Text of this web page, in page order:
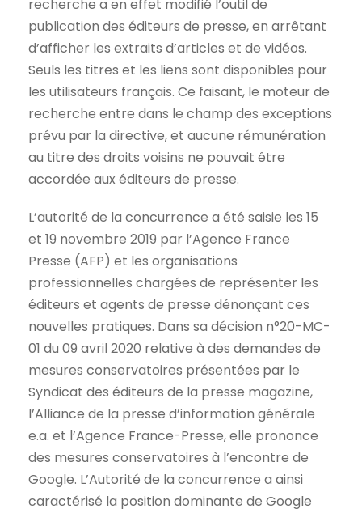
recherche a en effet modifié l’outil de
publication des éditeurs de presse, en arrêtant
d’afficher les extraits d’articles et de vidéos.
Seuls les titres et les liens sont disponibles pour
les utilisateurs français. Ce faisant, le moteur de
recherche entre dans le champ des exceptions
prévu par la directive, et aucune rémunération
au titre des droits voisins ne pouvait être
accordée aux éditeurs de presse.
L’autorité de la concurrence a été saisie les 15
et 19 novembre 2019 par l’Agence France
Presse (AFP) et les organisations
professionnelles chargées de représenter les
éditeurs et agents de presse dénonçant ces
nouvelles pratiques. Dans sa décision n°20-MC-
01 du 09 avril 2020 relative à des demandes de
mesures conservatoires présentées par le
Syndicat des éditeurs de la presse magazine,
l’Alliance de la presse d’information générale
e.a. et l’Agence France-Presse, elle prononce
des mesures conservatoires à l’encontre de
Google. L’Autorité de la concurrence a ainsi
caractérisé la position dominante de Google